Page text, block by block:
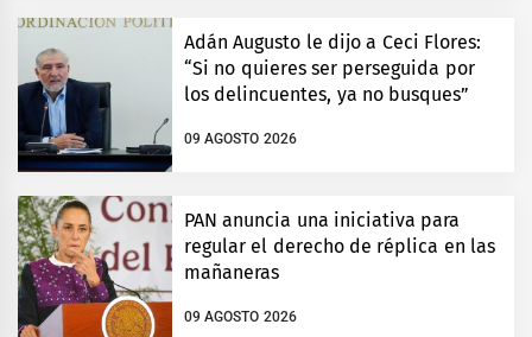
Adán Augusto le dijo a Ceci Flores:
“Si no quieres ser perseguida por
los delincuentes, ya no busques”
09 AGOSTO 2026
PAN anuncia una iniciativa para
regular el derecho de réplica en las
mañaneras
09 AGOSTO 2026